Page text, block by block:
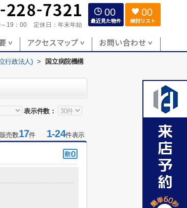
19：00 定休日： 年末年始
00 00
行政法人) >
国立病院機構
表示件数：
売数17件1-24件表示